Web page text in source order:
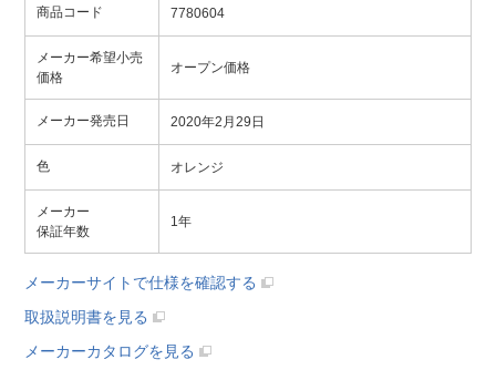
商品コード 7780604
メーカー希望小売
価格
オープン価格
メーカー発売日 2020年2月29日
色 オレンジ
メーカー
保証年数
1年
メーカーサイトで仕様を確認する
取扱説明書を見る
メーカーカタログを見る